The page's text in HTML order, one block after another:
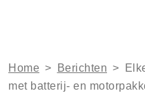
Home > Berichten >
met batterij- en